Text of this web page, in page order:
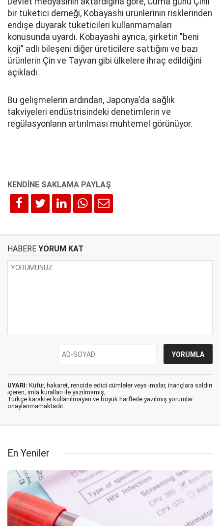
bir tüketici derneği, Kobayashi ürünlerinin risklerinden
endişe duyarak tüketicileri kullanmamaları
konusunda uyardı. Kobayashi ayrıca, şirketin "beni
koji" adlı bileşeni diğer üreticilere sattığını ve bazı
ürünlerin Çin ve Tayvan gibi ülkelere ihraç edildiğini
açıkladı.
Bu gelişmelerin ardından, Japonya'da sağlık
takviyeleri endüstrisindeki denetimlerin ve
regülasyonların artırılması muhtemel görünüyor.
HABERE YORUM KAT
UYARI: Küfür, hakaret, rencide edici cümleler veya imalar, inançlara saldırı
içeren, imla kuralları ile yazılmamış,
Türkçe karakter kullanılmayan ve büyük harflerle yazılmış yorumlar
onaylanmamaktadır.
En Yeniler